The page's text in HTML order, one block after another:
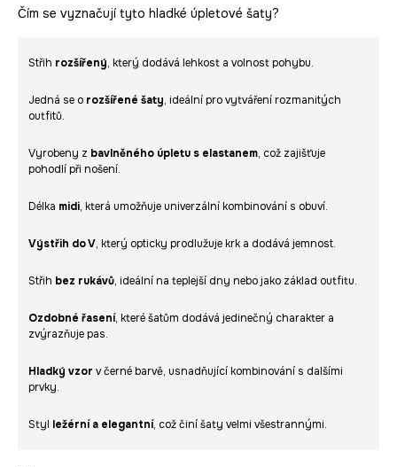
Čím se vyznačují tyto hladké úpletové šaty?
Střih rozšířený, který dodává lehkost a volnost pohybu.
Jedná se o rozšířené šaty, ideální pro vytváření rozmanitých
outfitů.
Vyrobeny z bavlněného úpletu s elastanem, což zajišťuje
pohodlí při nošení.
Délka midi, která umožňuje univerzální kombinování s obuví.
Výstřih do V, který opticky prodlužuje krk a dodává jemnost.
Střih bez rukávů, ideální na teplejší dny nebo jako základ outfitu.
Ozdobné řasení, které šatům dodává jedinečný charakter a
zvýrazňuje pas.
Hladký vzor v černé barvě, usnadňující kombinování s dalšími
prvky.
Styl ležérní a elegantní, což činí šaty velmi všestrannými.